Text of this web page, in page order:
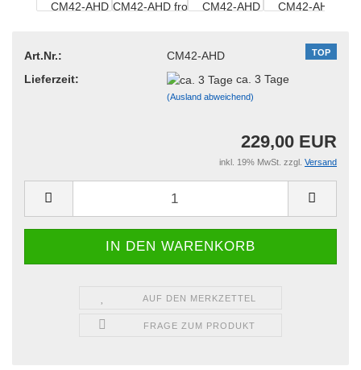
TOP
Art.Nr.:
CM42-AHD
Lieferzeit:
ca. 3 Tage
(Ausland abweichend)
229,00 EUR
inkl. 19% MwSt. zzgl. Versand
AUF DEN MERKZETTEL
FRAGE ZUM PRODUKT